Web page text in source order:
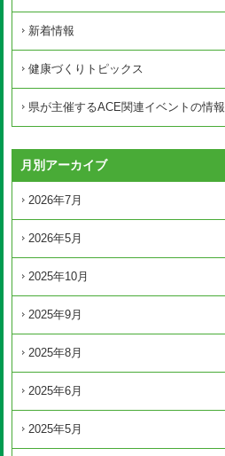
新着情報
健康づくりトピックス
県が主催するACE関連イベントの情報
月別アーカイブ
2026年7月
2026年5月
2025年10月
2025年9月
2025年8月
2025年6月
2025年5月